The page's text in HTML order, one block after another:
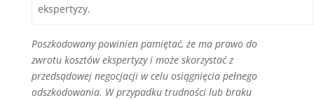
ekspertyzy.
Poszkodowany powinien pamiętać, że ma prawo do
zwrotu kosztów ekspertyzy i może skorzystać z
przedsądowej negocjacji w celu osiągnięcia pełnego
odszkodowania. W przypadku trudności lub braku